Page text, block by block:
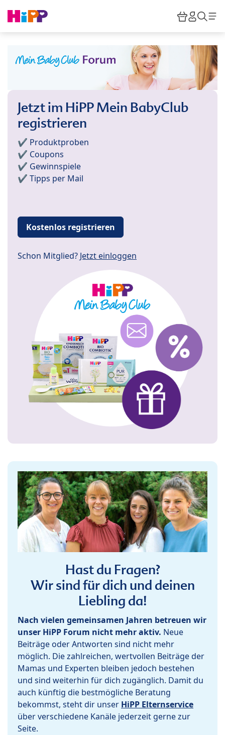
HiPP
Jetzt im HiPP Mein BabyClub
registrieren
✔️ Produktproben
✔️ Coupons
✔️ Gewinnspiele
✔️ Tipps per Mail
Kostenlos registrieren
Schon Mitglied? Jetzt einloggen
Hast du Fragen?
Wir sind für dich und deinen
Liebling da!
Nach vielen gemeinsamen Jahren betreuen wir
unser HiPP Forum nicht mehr aktiv. Neue
Beiträge oder Antworten sind nicht mehr
möglich. Die zahlreichen, wertvollen Beiträge der
Mamas und Experten bleiben jedoch bestehen
und sind weiterhin für dich zugänglich. Damit du
auch künftig die bestmögliche Beratung
bekommst, steht dir unser HiPP Elternservice
über verschiedene Kanäle jederzeit gerne zur
Seite.